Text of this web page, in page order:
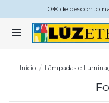
10€ de desconto
Início Lâmpadas e